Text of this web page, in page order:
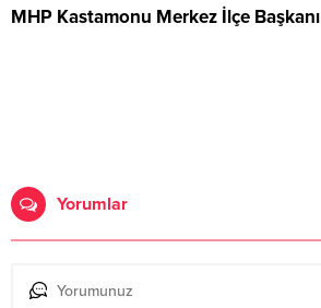
MHP Kastamonu Merkez İlçe Başkanı
Yorumlar